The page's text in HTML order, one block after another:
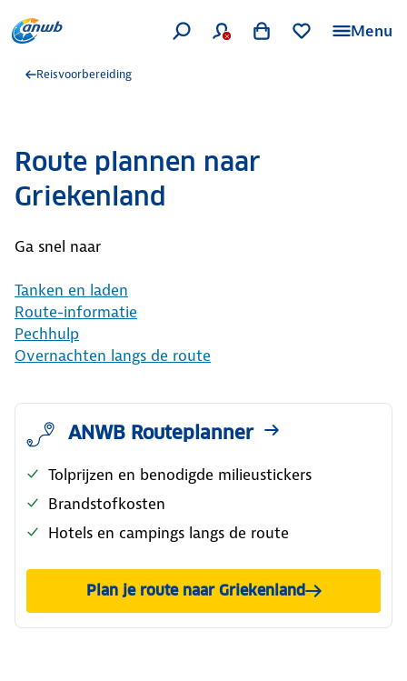
Menu
Reisvoorbereiding
Route plannen naar
Griekenland
Ga snel naar
Tanken en laden
Route-informatie
Pechhulp
Overnachten langs de route
ANWB Routeplanner
Tolprijzen en benodigde milieustickers
Brandstofkosten
Hotels en campings langs de route
Plan je route naar Griekenland